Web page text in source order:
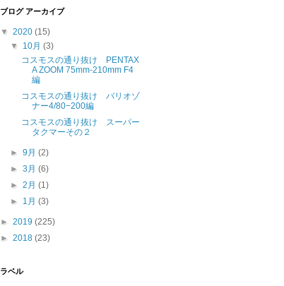
ブログ アーカイブ
▼ 2020 (15)
▼ 10月(3)
コスモスの通り抜け PENTAX
A ZOOM 75mm-210mm F4
編
コスモスの通り抜け バリオゾ
ナー4/80−200編
コスモスの通り抜け スーパー
タクマーその２
►9月(2)
►3月(6)
►2月(1)
► 1月(3)
► 2019 (225)
► 2018 (23)
ラベル